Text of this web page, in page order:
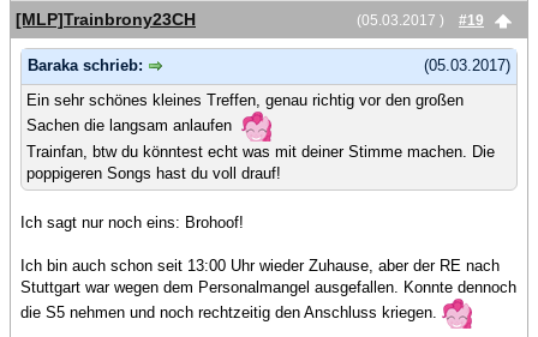
(05.03.2017 )
#19
[MLP]Trainbrony23CH
(05.03.2017)
Baraka schrieb:
Ein sehr schönes kleines Treffen, genau richtig vor den großen
Sachen die langsam anlaufen
Trainfan, btw du könntest echt was mit deiner Stimme machen. Die
poppigeren Songs hast du voll drauf!
Ich sagt nur noch eins: Brohoof!
Ich bin auch schon seit 13:00 Uhr wieder Zuhause, aber der RE nach
Stuttgart war wegen dem Personalmangel ausgefallen. Konnte dennoch
die S5 nehmen und noch rechtzeitig den Anschluss kriegen.